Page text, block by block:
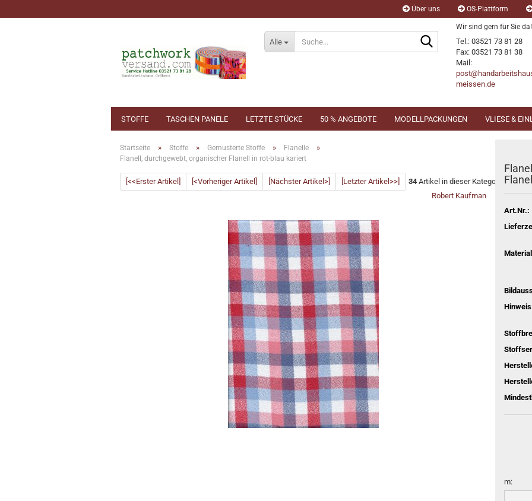
Über uns OS-Plattform
Alle
Wir sind gern für Sie da!
Tel.: 03521 73 81 28
Fax: 03521 73 81 38
Mail:
meissen.de
STOFFE TASCHEN PANELE LETZTE STÜCKE 50 % ANGEBOTE MODELLPACKUNGEN VLIESE &
Startseite » Stoffe » Gemusterte Stoffe » Flanelle »
Flanell, durchgewebt, organischer Flanell in rot-blau kariert
[<<Erster Artikel] [<Vorheriger Artikel] [Nächster Artikel>] [Letzter Artikel>>] 34 Artikel in dieser Kategorie
Robert Kaufman
Art.Nr.:
m: